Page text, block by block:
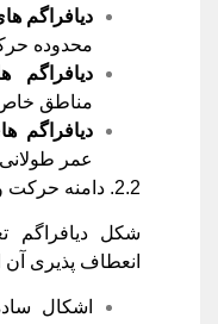
دیافراگم
محدوده
دیافراگم
مناطق خاص
دیافراگم
عمر طولانی
2.2. دامنه حرکت و انعطاف پذیری
شکل دیافراگم
انعطاف پذیری
اشکال